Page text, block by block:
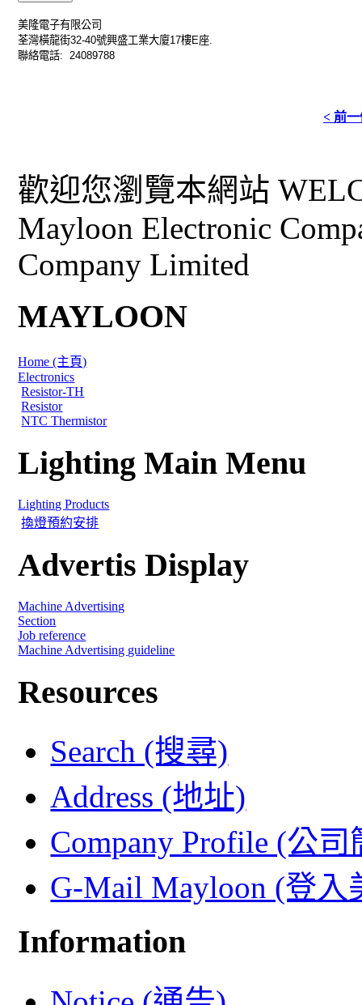
美隆電子有限公司
荃灣橫龍街32-40號興盛工業大廈17樓E座
聯絡電話: 24089788
< 前一
歡迎您瀏覽本網站
Mayloon Electronic
Company Limited
MAYLOON
Home (主頁)
Electronics
Resistor-TH
Resistor
NTC Thermistor
Lighting Main Menu
Lighting Products
換燈預約安排
Advertis Display
Machine Advertising
Section
Job reference
Machine Advertising guideline
Resources
Search (搜尋)
Address (地址)
Company Profile (公司
G-Mail Mayloon (登入
Information